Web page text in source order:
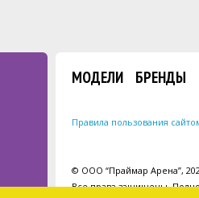
МОДЕЛИ БРЕНДЫ
Правила пользования
© ООО “Праймар Арена”,
Все права защищены.